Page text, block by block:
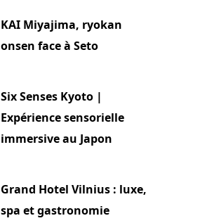
KAI Miyajima, ryokan
onsen face à Seto
Six Senses Kyoto |
Expérience sensorielle
immersive au Japon
Grand Hotel Vilnius : luxe,
spa et gastronomie